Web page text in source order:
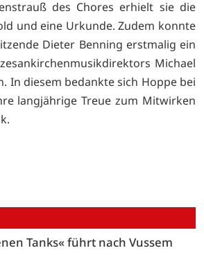
des Chores erhielt sie die
und eine Urkunde. Zudem konnte
Dieter Benning erstmalig ein
Michael
In diesem bedankte sich Hoppe bei
langjährige Treue zum Mitwirken
Tanks« führt nach Vussem